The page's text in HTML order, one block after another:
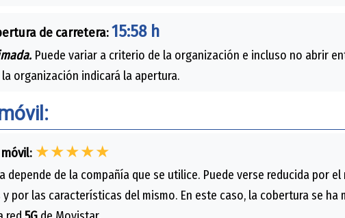
de carretera:15:58 h
Puede variar a criterio de la organización e incluso no abrir
organización indicará la apertura.
★★★★★
depende de la compañía que se utilice. Puede verse reducida por el
por las características del mismo. En este caso, la cobertura se ha